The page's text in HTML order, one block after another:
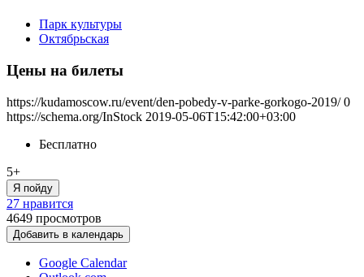
Парк культуры
Октябрьская
Цены на билеты
https://kudamoscow.ru/event/den-pobedy-v-parke-gorkogo-2019/ 0
https://schema.org/InStock 2019-05-06T15:42:00+03:00
Бесплатно
5+
Я пойду
27 нравится
4649 просмотров
Добавить в календарь
Google Calendar